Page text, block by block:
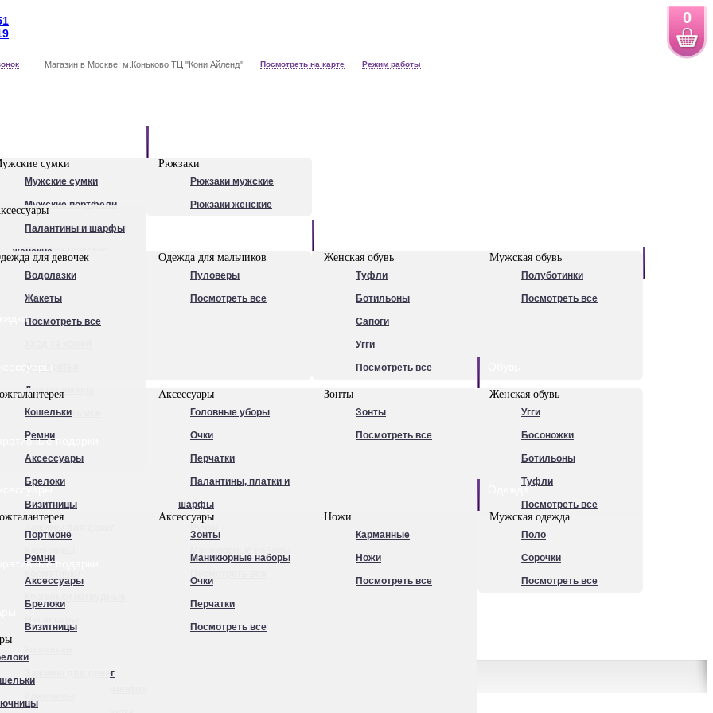
0
Магазин в Москве: м.Коньково ТЦ "Кони Айленд" Посмотреть на карте Режим работы
сумки
Мужские сумки
Мужские портфели
Сумки для ноутбуков
Рюкзаки мужские
Посмотреть все
Рюкзаки
Рюкзаки мужские
Рюкзаки женские
Палантины и шарфы
женские
Очки
Ножи
Ручки
Для маникюра
Посмотреть все
для девочек
Водолазки
Жакеты
Посмотреть все
Одежда для мальчиков
Пуловеры
Посмотреть все
Женская обувь
Туфли
Ботильоны
Сапоги
Угги
Посмотреть все
Мужская обувь
Полуботинки
Посмотреть все
Кошельки
Ремни
Аксессуары
Брелоки
Визитницы
Аксессуары
Головные уборы
Очки
Перчатки
Палантины, платки и
шарфы
Зонты
Зонты
Посмотреть все
Женская обувь
Угги
Босоножки
Ботильоны
Туфли
Посмотреть все
подарки
Портмоне
Ремни
Аксессуары
Брелоки
Визитницы
Зажимы для денег
Аксессуары
Зонты
Маникюрные наборы
Очки
Перчатки
Посмотреть все
Ножи
Карманные
Ножи
Посмотреть все
Одежда
Мужская одежда
Поло
Сорочки
Посмотреть все
подарки